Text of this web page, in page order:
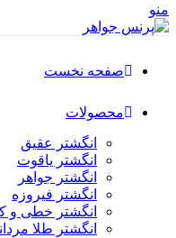
منو
صفحه نخست
محصولات
انگشتر عقیق
انگشتر یاقوت
انگشتر جواهر
انگشتر فیروزه
انگشتر خطی و
انگشتر طلا